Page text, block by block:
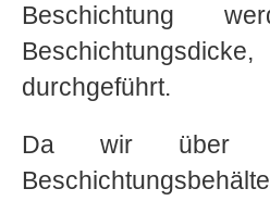
Beschichtung
durchgeführt.
Da wir über